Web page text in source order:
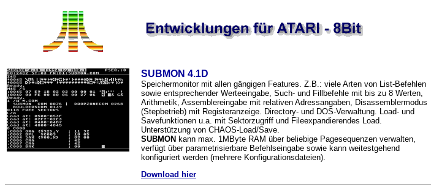
SUBMON 4.1D
Speichermonitor mit allen gängigen Features. Z.B.: viele Arten von List-Befehlen
sowie entsprechender Werteeingabe, Such- und Fillbefehle mit bis zu 8 Werten,
Arithmetik, Assemblereingabe mit relativen Adressangaben, Disassemblermodus
(Stepbetrieb) mit Registeranzeige. Directory- und DOS-Verwaltung. Load- und
Savefunktionen u.a. mit Sektorzugriff und Fileexpandierendes Load.
Unterstützung von CHAOS-Load/Save.
SUBMON kann max. 1MByte RAM über beliebige Pagesequenzen verwalten,
verfügt über parametrisierbare Befehlseingabe sowie kann weitestgehend
konfiguriert werden (mehrere Konfigurationsdateien).
Download hier